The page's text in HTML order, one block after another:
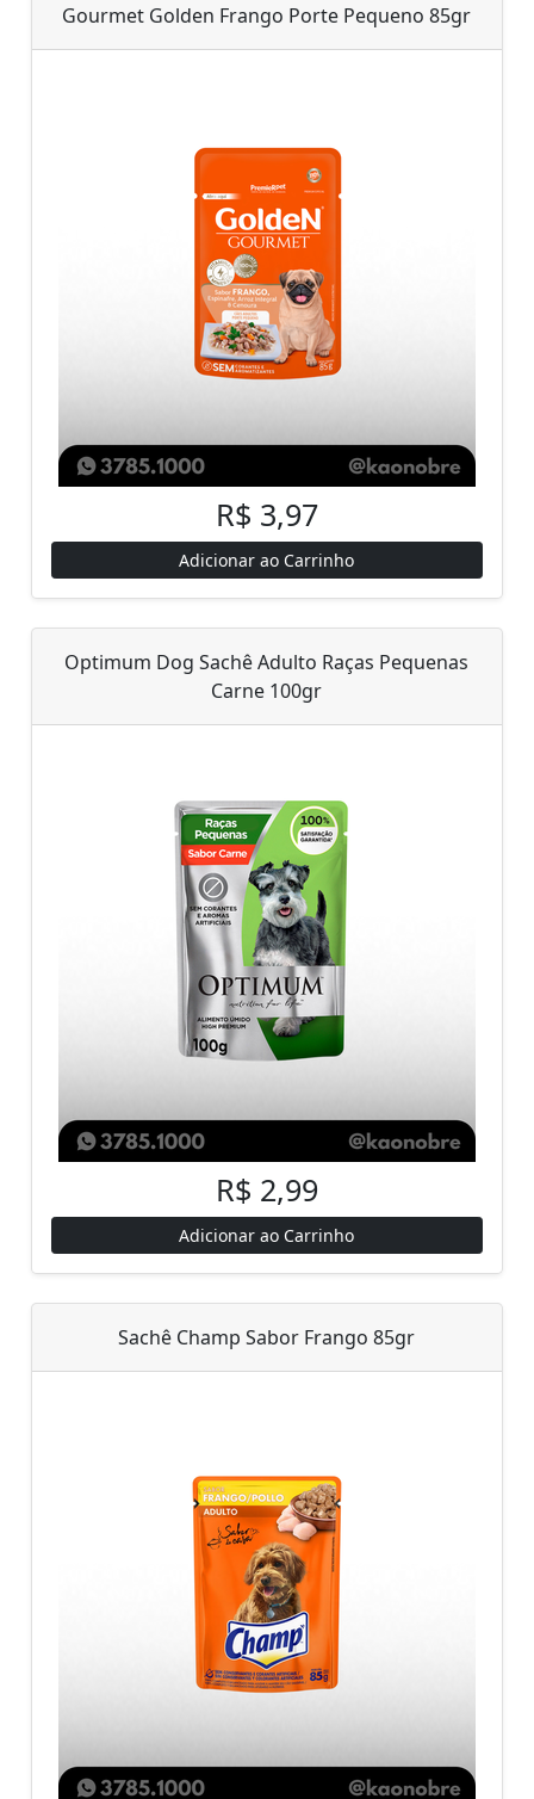
Gourmet Golden Frango Porte Pequeno 85gr
R$ 3,97
Adicionar ao Carrinho
Optimum Dog Sachê Adulto Raças Pequenas
Carne 100gr
R$ 2,99
Adicionar ao Carrinho
Sachê Champ Sabor Frango 85gr